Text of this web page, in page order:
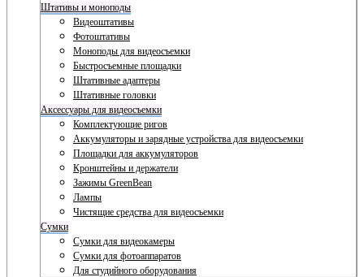
Штативы и моноподы
Видеоштативы
Фотоштативы
Моноподы для видеосъемки
Быстросъемные площадки
Штативные адаптеры
Штативные головки
Аксессуары для видеосъемки
Комплектующие ригов
Аккумуляторы и зарядные устройства для видеосъемки
Площадки для аккумуляторов
Кронштейны и держатели
Зажимы GreenBean
Лампы
Чистящие средства для видеосъемки
Сумки
Сумки для видеокамеры
Сумки для фотоаппаратов
Для студийного оборудования